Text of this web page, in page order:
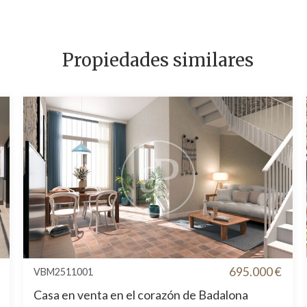
Propiedades similares
VBM2511001 695.000 €
Casa en venta en el corazón de Badalona